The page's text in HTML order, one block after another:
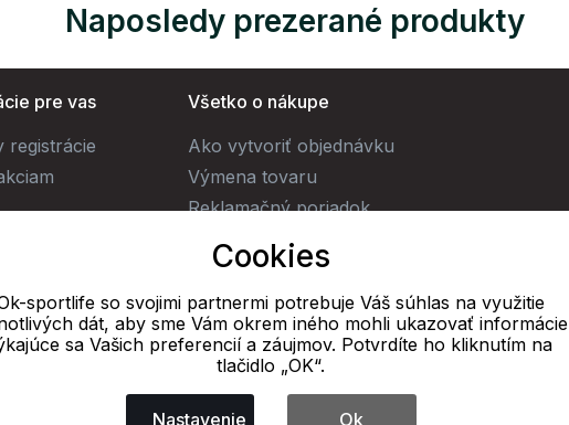
Naposledy prezerané produkty
pre vas
registrácie
Všetko o nákupe
Ako vytvoriť objednávku
Výmena tovaru
Reklamačný poriadok
Obchodné podmienky
Doprava
E-mail
Online
info@ok-sportlife.sk
Cookies
sportlife so svojimi partnermi potrebuje Váš súhlas na využitie
dát, aby sme Vám okrem iného mohli ukazovať informácie
sa Vašich preferencií a záujmov. Potvrdíte ho kliknutím na
tlačidlo „OK“.
Nastavenie Ok